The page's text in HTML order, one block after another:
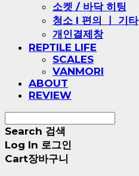
소켓 / 바닥 히팅
청소 l 편의 ㅣ 기타
개인결제창
REPTILE LIFE
SCALES
VANMORI
ABOUT
REVIEW
Search 검색
Log In 로그인
Cart장바구니